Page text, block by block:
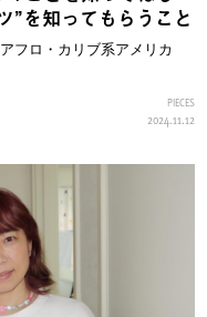
”を知ってもらうこと
フロ・カリブ系アメリカ
PIECES
2024.11.12